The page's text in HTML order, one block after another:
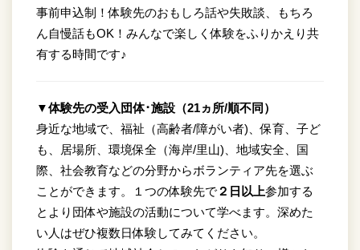
事前申込制！体験先のおもしろ話や失敗談、もちろ
ん自慢話もOK！みんなで楽しく体験をふりかえり共
有する時間です♪
▼体験先の受入団体･施設（21ヵ所/順不同）
身近な地域で、福祉（高齢者/障がい者)、保育、子ど
も、居場所、環境保全（海岸/里山)、地域安全、国
際、社会教育などの分野からボランティア先を選ぶ
ことができます。１つの体験先で ２日以上参加する
とより団体や施設の活動について学べます。深めた
い人はぜひ複数日体験してみてください。